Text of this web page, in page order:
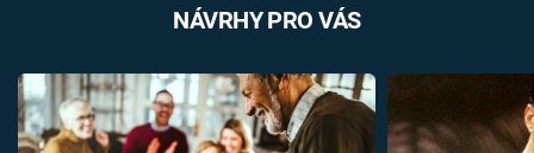
NÁVRHY PRO VÁS